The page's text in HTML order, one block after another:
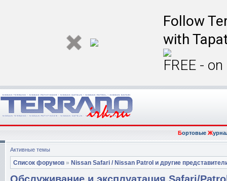
Follow
with
FREE -
БортовыеЖ
Активные темы
Список форумов » Nissan Safari / Nissan Patrol и другие